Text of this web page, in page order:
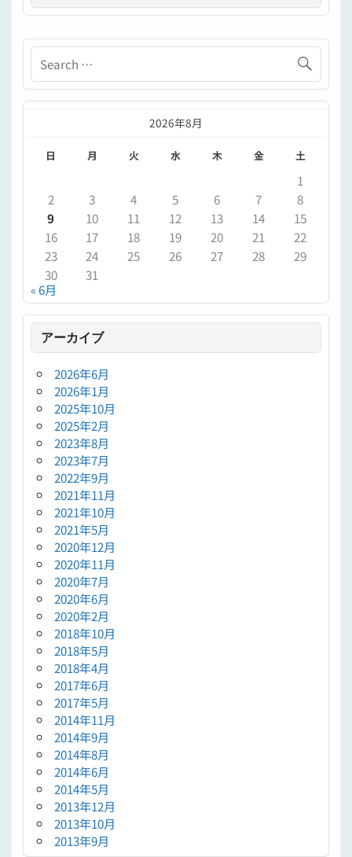
2026年8月
日 月 火 水 木 金 土
1
2
3 4 5 6 7
8
9
10 11 12 13 14
15
16
17 18 19 20 21
22
23
24 25 26 27 28
29
30
31
« 6月
アーカイブ
2026年6月
2026年1月
2025年10月
2025年2月
2023年8月
2023年7月
2022年9月
2021年11月
2021年10月
2021年5月
2020年12月
2020年11月
2020年7月
2020年6月
2020年2月
2018年10月
2018年5月
2018年4月
2017年6月
2017年5月
2014年11月
2014年9月
2014年8月
2014年6月
2014年5月
2013年12月
2013年10月
2013年9月